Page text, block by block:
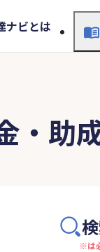
ナビとは
・助
※は